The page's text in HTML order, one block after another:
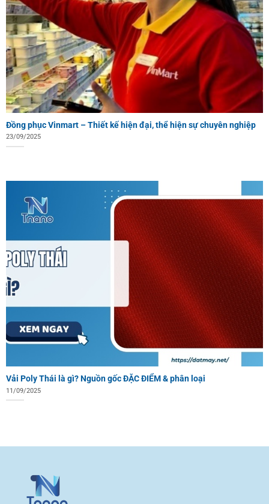
Đồng phục Vinmart – Thiết kế hiện đại, thể hiện sự chuyên nghiệp
23/09/2025
Vải Poly Thái là gì? Nguồn gốc ĐẶC ĐIỂM & phân loại
11/09/2025